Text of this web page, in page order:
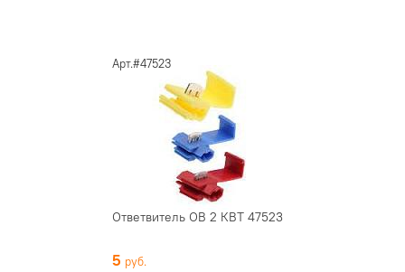
Арт.#47523
Ответвитель ОВ 2 КВТ 47523
5